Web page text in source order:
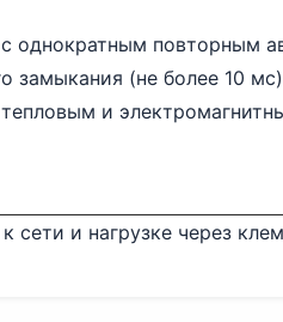
однократным повторным
замыкания (не более 10 мс)
и
сети и нагрузке через